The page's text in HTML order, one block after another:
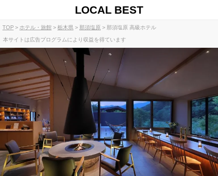
LOCAL BEST
TOP ホテル・旅館 栃木県 那須塩原 那須塩原 高級ホテル
本サイトは広告プログラムにより収益を得ています